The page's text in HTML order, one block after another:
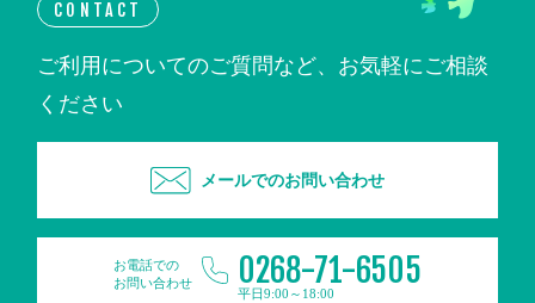
CONTACT
ご利用についてのご質問など、お気軽にご相談
ください
メールでのお問い合わせ
お電話での
お問い合わせ
0268-71-6505
平日9:00～18:00